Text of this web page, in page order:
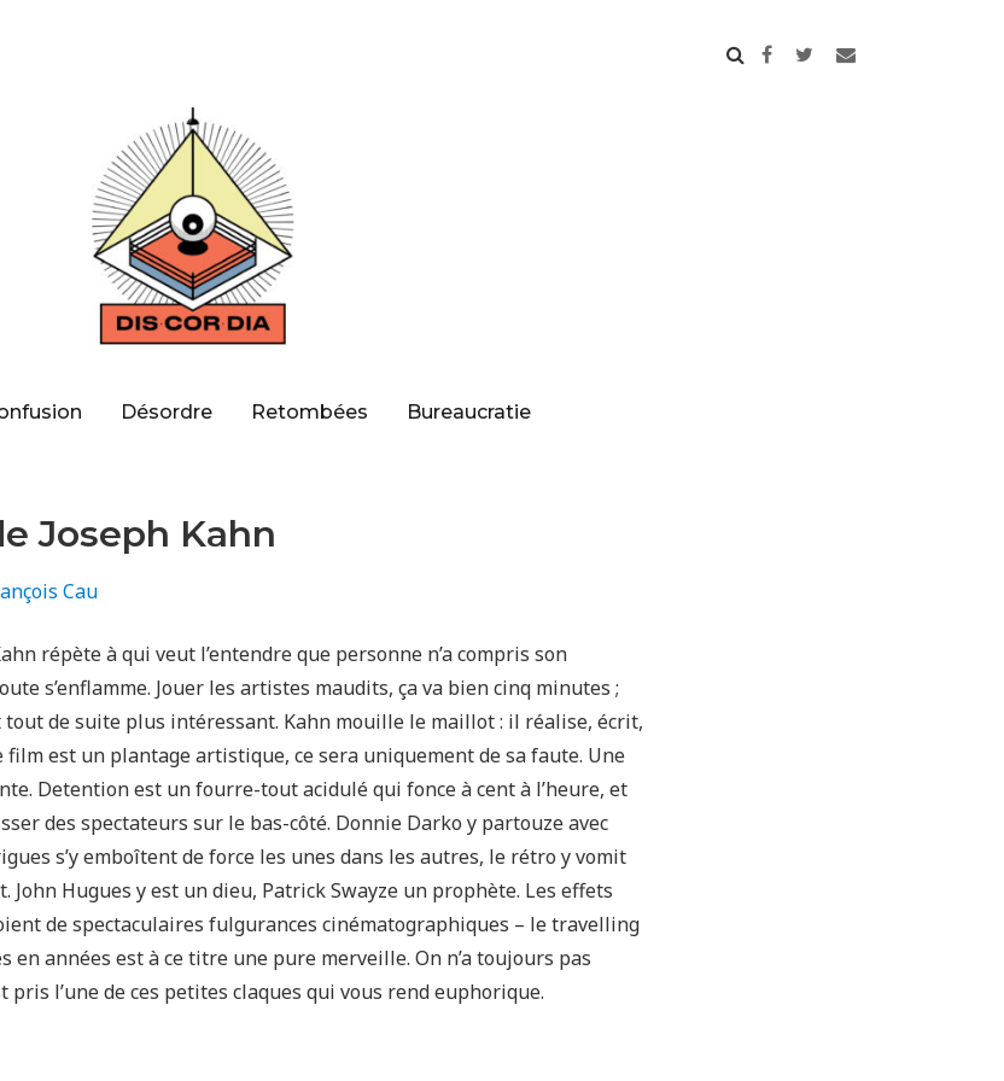
Désordre Retombées Bureaucratie
Joseph Kahn
Cau
répète à qui veut l’entendre que personne n’a compris son
s’enflamme. Jouer les artistes maudits, ça va bien cinq minutes ;
tout de suite plus intéressant. Kahn mouille le maillot : il réalise, écrit,
est un plantage artistique, ce sera uniquement de sa faute. Une
Detention est un fourre-tout acidulé qui fonce à cent à l’heure, et
des spectateurs sur le bas-côté. Donnie Darko y partouze avec
s’y emboîtent de force les unes dans les autres, le rétro y vomit
Hugues y est un dieu, Patrick Swayze un prophète. Les effets
de spectaculaires fulgurances cinématographiques – le travelling
en années est à ce titre une pure merveille. On n’a toujours pas
pris l’une de ces petites claques qui vous rend euphorique.